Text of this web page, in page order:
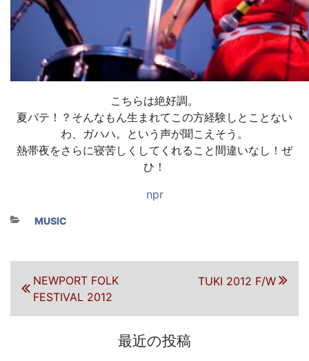
こちらは絶好調。
夏バテ！？そんなもん生まれてこの方経験しとことない
わ、ガハハ。という声が聞こえそう。
熱帯夜をさらに寝苦しくしてくれること間違いなし！ぜ
ひ！
npr
カテゴリー
MUSIC
投稿ナビゲーション
前の投稿
NEWPORT FOLK
FESTIVAL 2012
次の投稿TUKI 2012 F/W
最近の投稿